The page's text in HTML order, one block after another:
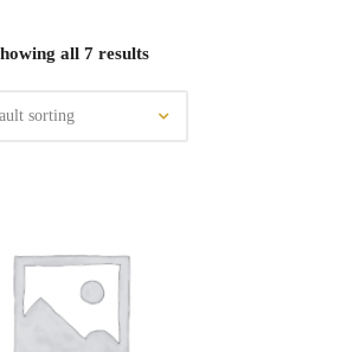
all 7 results
sorting